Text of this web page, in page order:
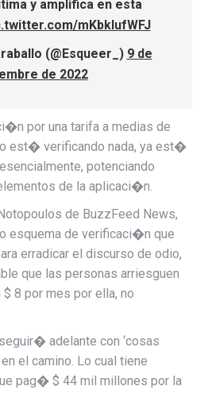
y amplifica en esta
mKbkIufWFJ
(@Esqueer_) 9 de
de 2022
por una tarifa a medias de
est� verificando nada, ya est�
potenciando
de la aplicaci�n.
de BuzzFeed News,
esquema de verificaci�n que
erradicar el discurso de odio,
que las personas arriesguen
$ 8 por mes por ella, no
adelante con ‘cosas
el camino. Lo cual tiene
pag� $ 44 mil millones por la